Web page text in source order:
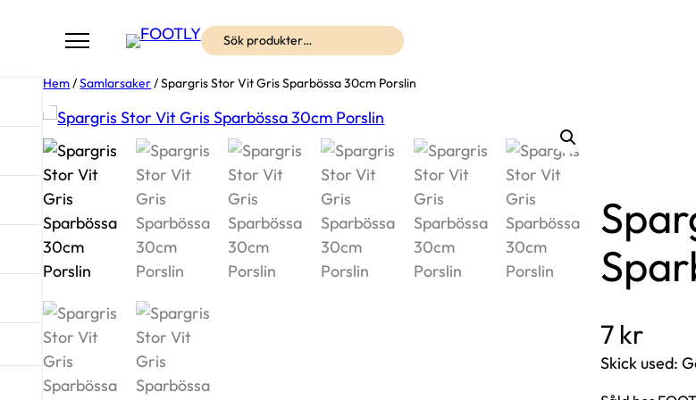
Sök
Hem/Samlarsaker/ Spargris Stor Vit Gris Sparbössa 30cm Porslin
7 kr
Skick used: